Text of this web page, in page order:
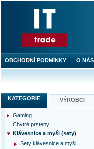
KATEGORIE VÝROBCI
Gaming
Chytré prsteny
Klávesnice a myši (sety)
Sety klávesnice a myši
OBCHODNÍ PODMÍNKY O NÁS